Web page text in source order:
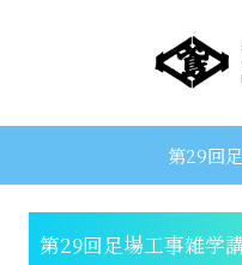
第29回
第29回足場工事雑学